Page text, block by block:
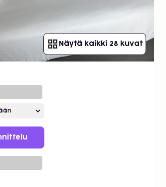
Näytä kaikki 28 kuvat